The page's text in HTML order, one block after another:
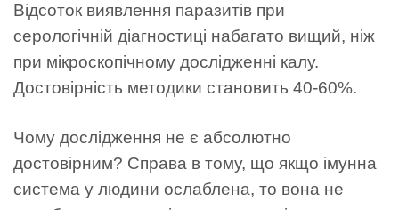
Відсоток виявлення паразитів при
серологічній діагностиці набагато вищий, ніж
при мікроскопічному дослідженні калу.
Достовірність методики становить 40-60%.
Чому дослідження не є абсолютно
достовірним? Справа в тому, що якщо імунна
система у людини ослаблена, то вона не